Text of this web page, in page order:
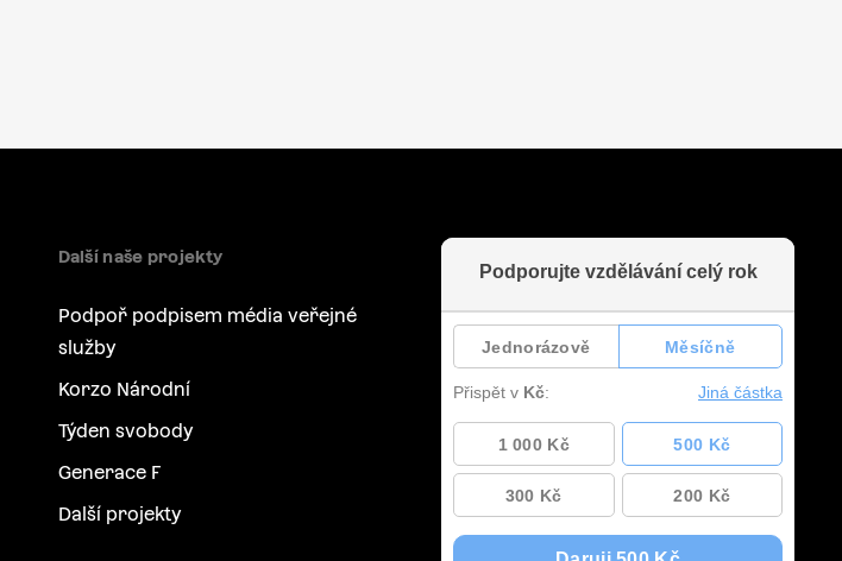
Další naše projekty
Podpoř podpisem média veřejné
služby
Korzo Národní
Týden svobody
Generace F
Další projekty